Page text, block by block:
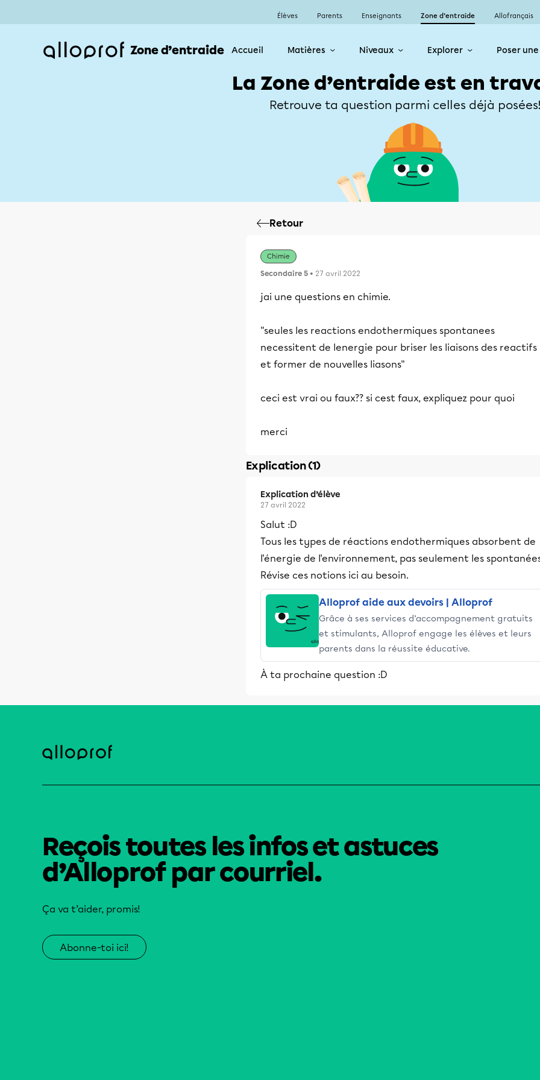
Élèves Parents Enseignants Zone d’entraide Allofrançais
Zone d’entraide Accueil Matières Niveaux Explorer Poser
La Zone d’entraide est en
Retrouve ta question parmi celles déjà
Retour
Chimie
Secondaire 5 • 27 avril 2022
jai une questions en chimie.
"seules les reactions endothermiques spontanees
necessitent de lenergie pour briser les liaisons des reactifs
et former de nouvelles liasons"
ceci est vrai ou faux?? si cest faux, expliquez pour quoi
merci
Explication (1)
Explication d’élève
27 avril 2022
Salut :D
Tous les types de réactions endothermiques absorbent de
l'énergie de l'environnement, pas seulement les
Révise ces notions ici au besoin.
Alloprof aide aux devoirs | Alloprof
Grâce à ses services d’accompagnement gratuits
et stimulants, Alloprof engage les élèves et leurs
parents dans la réussite éducative.
À ta prochaine question :D
Reçois toutes les infos et astuces
d’Alloprof par courriel.
Ça va t’aider, promis!
Abonne-toi ici!